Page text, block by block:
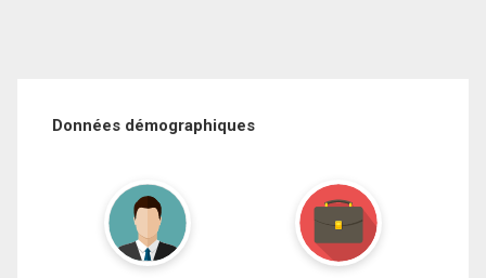
Données démographiques